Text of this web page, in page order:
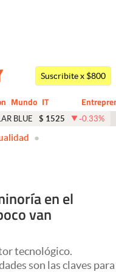
Suscribite x $800
Mundo
CIO
IT
Business
BLUE $ 1525 -0.33%
en el
van
tecnológico.
son las claves para